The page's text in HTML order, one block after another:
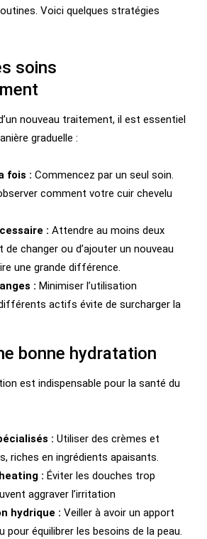
Voici quelques stratégies
soins
nouveau traitement, il est essentiel
graduelle :
fois : Commencez par un seul soin.
comment votre cuir chevelu
: Attendre au moins deux
de changer ou d’ajouter un nouveau
une grande différence.
: Minimiser l’utilisation
actifs évite de surcharger la
bonne hydratation
est indispensable pour la santé du
: Utiliser des crèmes et
riches en ingrédients apaisants.
: Éviter les douches trop
aggraver l’irritation
hydrique : Veiller à avoir un apport
pour équilibrer les besoins de la peau.